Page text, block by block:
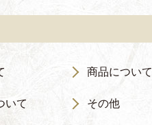
商品について
いて その他